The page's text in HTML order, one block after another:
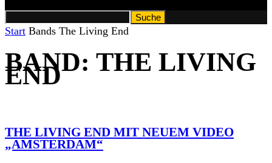
Start Bands The Living End
BAND: THE LIVING
END
THE LIVING END MIT NEUEM VIDEO
„AMSTERDAM“